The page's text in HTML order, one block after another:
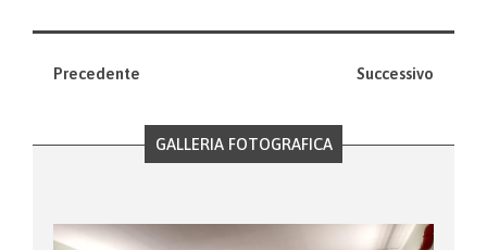
Precedente Successivo
GALLERIA FOTOGRAFICA